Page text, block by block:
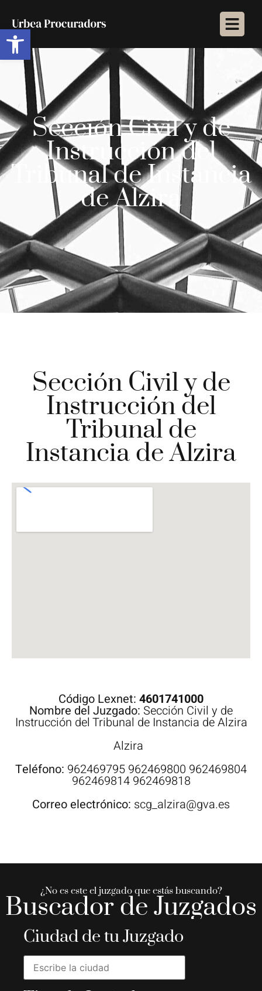
Abrir barra de herramientas
Sección Civil y de
Instrucción del
Tribunal de Instancia
de Alzira
Sección Civil y de
Instrucción del
Tribunal de
Instancia de Alzira
Código Lexnet: 4601741000
Nombre del Juzgado: Sección Civil y de
Instrucción del Tribunal de Instancia de Alzira
Alzira
Teléfono: 962469795 962469800 962469804
962469814 962469818
Correo electrónico: scg_alzira@gva.es
¿No es este el juzgado que estás buscando?
Buscador de Juzgados
Ciudad de tu Juzgado